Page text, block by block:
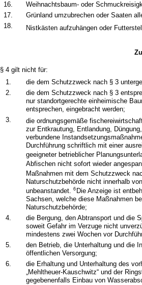
16.
Weihnachtsbaum- oder
17.
Grünland umzubrechen oder Saaten
18.
Nistkästen aufzuhängen oder
§ 4 gilt nicht für:
1.
die dem Schutzzweck nach § 3
2.
die dem Schutzzweck nach § 3
nur standortgerechte einheimische
entsprechen, eingebracht werden;
3.
die ordnungsgemäße
zur Entkrautung, Entlandung,
verbundene
Durchführung schriftlich mit einer
geeigneter betrieblicher
Abfischen nicht sofort wieder
Maßnahmen mit dem Schutzzweck
Naturschutzbehörde nicht innerhalb
unbeanstandet.6 Die Anzeige ist
Sachsen, welche diese Maßnahmen
Naturschutzbehörde;
4.
die Bergung, den Abtransport und die
soweit Gefahr im Verzuge nicht
mindestens zwei Wochen vor
5.
den Betrieb, die Unterhaltung und die
öffentlichen Versorgung;
6.
die Erhaltung und Unterhaltung des
„Mehltheuer-Kauschwitz“ und der
gegebenenfalls Einbau von